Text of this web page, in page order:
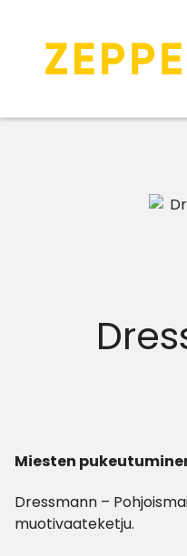
Miesten
Dressmann –
muotivaateketju.